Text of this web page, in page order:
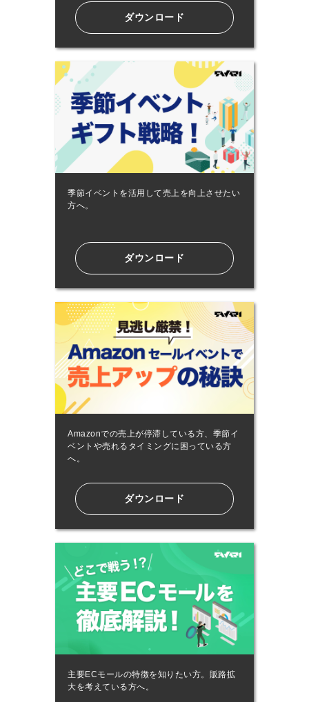
ダウンロード
季節イベントを活用して売上を向上させたい
方へ。
ダウンロード
Amazonでの売上が停滞している方、季節イ
ベントや売れるタイミングに困っている方
へ。
ダウンロード
主要ECモールの特徴を知りたい方。販路拡
大を考えている方へ。